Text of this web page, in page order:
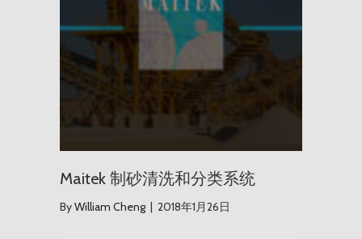
Maitek 制砂清洗和分类系统
ByWilliam Cheng | 2018年1月26日